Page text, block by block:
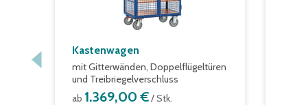
Kastenwagen
mit Gitterwänden, Doppelflügeltüren
und Treibriegelverschluss
ab 1.369,00 €/ Stk.